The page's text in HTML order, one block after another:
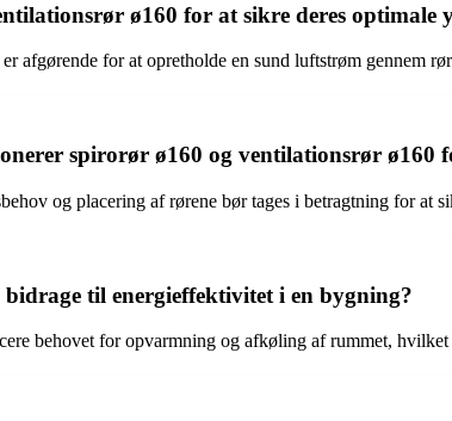
ø160 for at sikre deres optimale
afgørende for at opretholde en sund luftstrøm gennem
spirorør ø160 og ventilationsrør ø160
og placering af rørene bør tages i betragtning for at
til energieffektivitet i en bygning?
behovet for opvarmning og afkøling af rummet,